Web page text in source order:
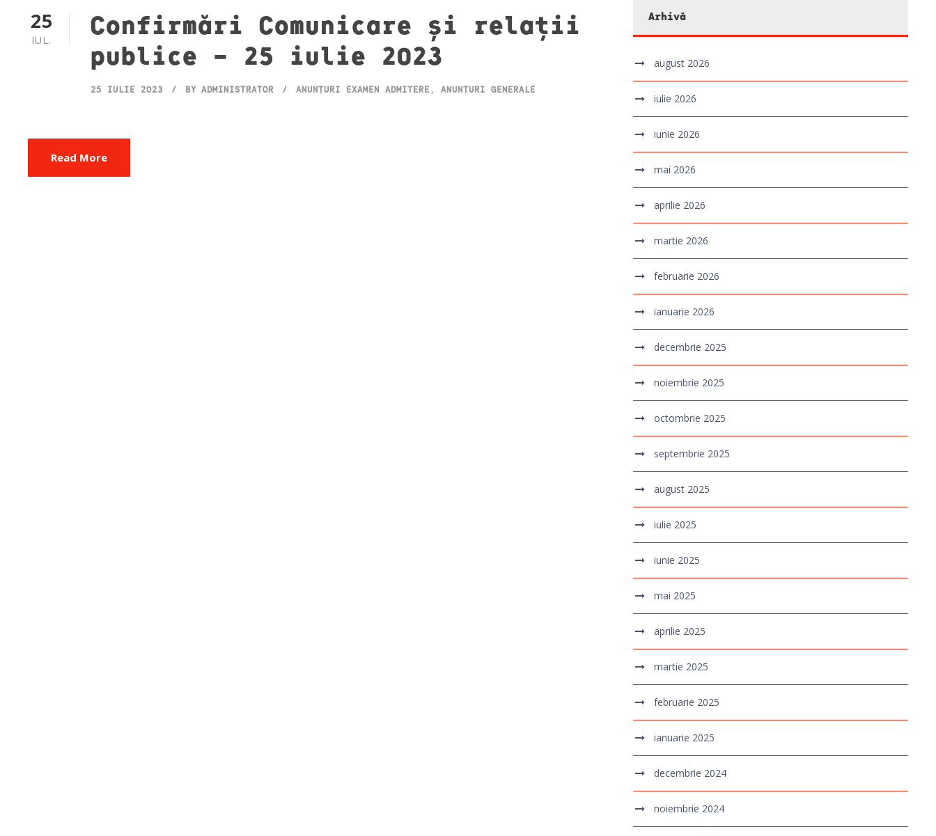
25
IUL.
Confirmări Comunicare și relații
publice – 25 iulie 2023
25 IULIE 2023 BY ADMINISTRATOR ANUNȚURI EXAMEN ADMITERE , ANUNȚURI GENERALE
Read More
Arhivă
august 2026
iulie 2026
iunie 2026
mai 2026
aprilie 2026
martie 2026
februarie 2026
ianuarie 2026
decembrie 2025
noiembrie 2025
octombrie 2025
septembrie 2025
august 2025
iulie 2025
iunie 2025
mai 2025
aprilie 2025
martie 2025
februarie 2025
ianuarie 2025
decembrie 2024
noiembrie 2024